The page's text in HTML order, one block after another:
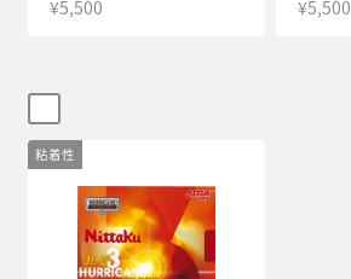
¥5,500 ¥5,500
粘着性